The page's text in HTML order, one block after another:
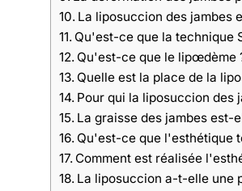
La liposuccion des jambes
Qu'est-ce que la technique
Qu'est-ce que le lipœdème
Quelle est la place de la
Pour qui la liposuccion des
La graisse des jambes est-
Qu'est-ce que l'esthétique
Comment est réalisée
La liposuccion a-t-elle une